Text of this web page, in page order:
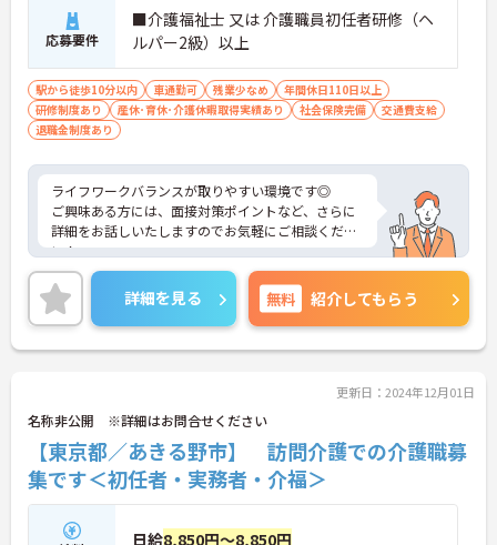
応募要件
■介護福祉士 又は 介護職員初任者研修（ヘ
ルパー2級）以上
駅から徒歩10分以内 車通勤可 残業少なめ
年間休日110日以上
研修制度あり
産休･育休･介護休暇取得実績あり 社会保険完備
交通費支給
退職金制度あり
ライフワークバランスが取りやすい環境です◎
ご興味ある方には、面接対策ポイントなど、さらに
詳細をお話しいたしますのでお気軽にご相談くださ
い！
詳細を見る 無料 紹介してもらう
更新日：2024年12月01日
名称非公開 ※詳細はお問合せください
【東京都／あきる野市】 訪問介護での介護職募
集です＜初任者・実務者・介福＞
日給8,850円～8,850円